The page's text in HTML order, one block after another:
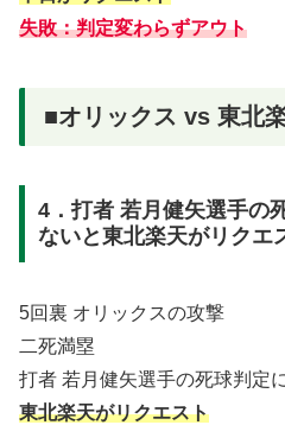
失敗：判定変わらずアウト
■オリックス vs 東北
4．打者 若月健矢選手の
ないと東北楽天がリクエ
5回裏 オリックスの攻撃
二死満塁
打者 若月健矢選手の死球判定
東北楽天がリクエスト